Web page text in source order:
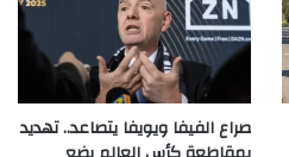
صراع الفيفا ويويفا يتصاعد.. تهديد